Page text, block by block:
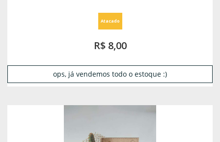
Atacado
R$ 8,00
ops, já vendemos todo o estoque :)